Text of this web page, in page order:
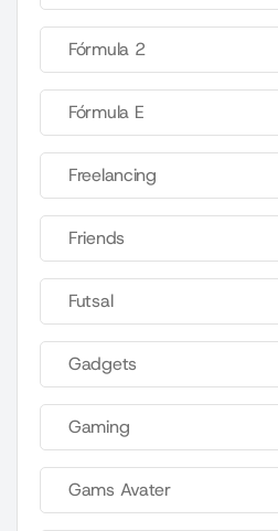
Fórmula 2
Fórmula E
Freelancing
Friends
Futsal
Gadgets
Gaming
Gams Avater